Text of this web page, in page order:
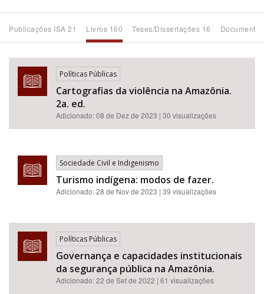
Subtema
Área de Levantamento
BUSCAR
Publicações ISA 21 Livros 160 Teses/Dissertações 16
Políticas Públicas
Cartografias da violência na Amazônia.
2a. ed.
Adicionado:08 de Dez de 2023 | 30 visualizações
Sociedade Civil e Indigenismo
Turismo indígena: modos de fazer.
Adicionado:28 de Nov de 2023 | 39 visualizações
Políticas Públicas
Governança e capacidades institucionais
da segurança pública na Amazônia.
Adicionado:22 de Set de 2022 | 61 visualizações